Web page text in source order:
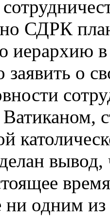
СДРК
иерархию
заявить о
вывод,
одним из